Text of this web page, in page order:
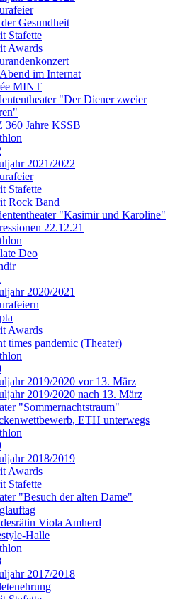
Gesundheit
Stafette
Awards
im Internat
MINT
"Der Diener zweier
360 Jahre KSSB
2021/2022
Stafette
Rock Band
"Kasimir und Karoline"
22.12.21
Deo
2020/2021
Awards
times pandemic (Theater)
2019/2020 vor 13. März
2019/2020 nach 13. März
"Sommernachtstraum"
ETH unterwegs
2018/2019
Awards
Stafette
"Besuch der alten Dame"
Viola Amherd
Halle
2017/2018